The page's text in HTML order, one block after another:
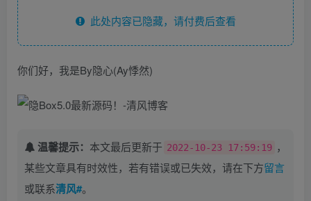
此处内容已隐藏，请付费后查看
你们好，我是By隐心(Ay悸然)
温馨提示： 本文最后更新于 2022-10-23 17:59:19 ，
某些文章具有时效性，若有错误或已失效，请在下方留言
或联系清风#。